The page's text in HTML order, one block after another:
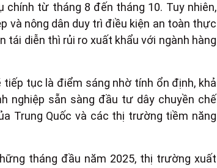
chính từ tháng 8 đến tháng 10. Tuy nhiên,
và nông dân duy trì điều kiện an toàn thực
tái diễn thì rủi ro xuất khẩu với ngành hàng
tục là điểm sáng nhờ tính ổn định, khả
nghiệp sẵn sàng đầu tư dây chuyền chế
Trung Quốc và các thị trường tiềm năng
tháng đầu năm 2025, thị trường xuất